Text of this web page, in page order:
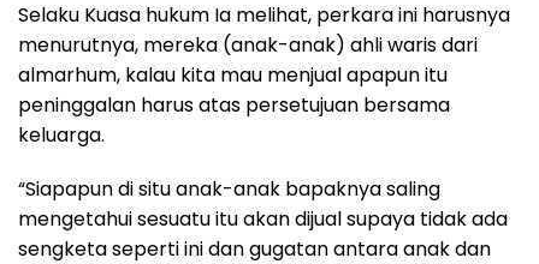
Selaku Kuasa hukum Ia melihat, perkara ini harusnya
menurutnya, mereka (anak-anak) ahli waris dari
almarhum, kalau kita mau menjual apapun itu
peninggalan harus atas persetujuan bersama
keluarga.
“Siapapun di situ anak-anak bapaknya saling
mengetahui sesuatu itu akan dijual supaya tidak ada
sengketa seperti ini dan gugatan antara anak dan